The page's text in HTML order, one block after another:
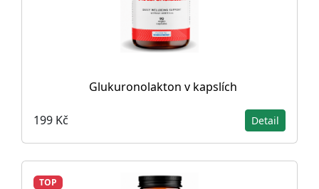
Glukuronolakton v kapslích
199 Kč Detail
TOP